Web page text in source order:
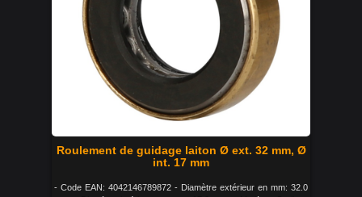
Roulement de guidage laiton Ø ext. 32 mm, Ø
int. 17 mm
- Code EAN: 4042146789872 - Diamètre extérieur en mm: 32.0